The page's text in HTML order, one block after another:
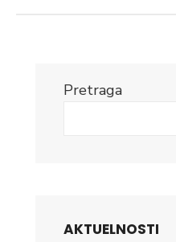
Pretraga
AKTUELNOSTI